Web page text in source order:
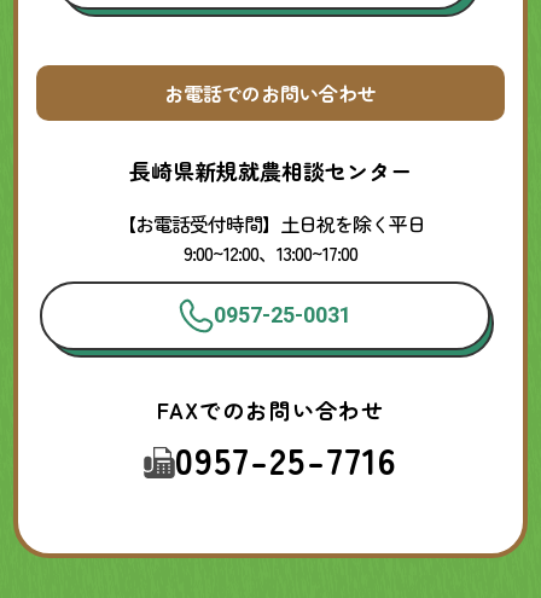
お電話でのお問い合わせ
長崎県新規就農相談センター
【お電話受付時間】土日祝を除く平日
9:00~12:00、13:00~17:00
0957-25-0031
FAXでのお問い合わせ
0957-25-7716